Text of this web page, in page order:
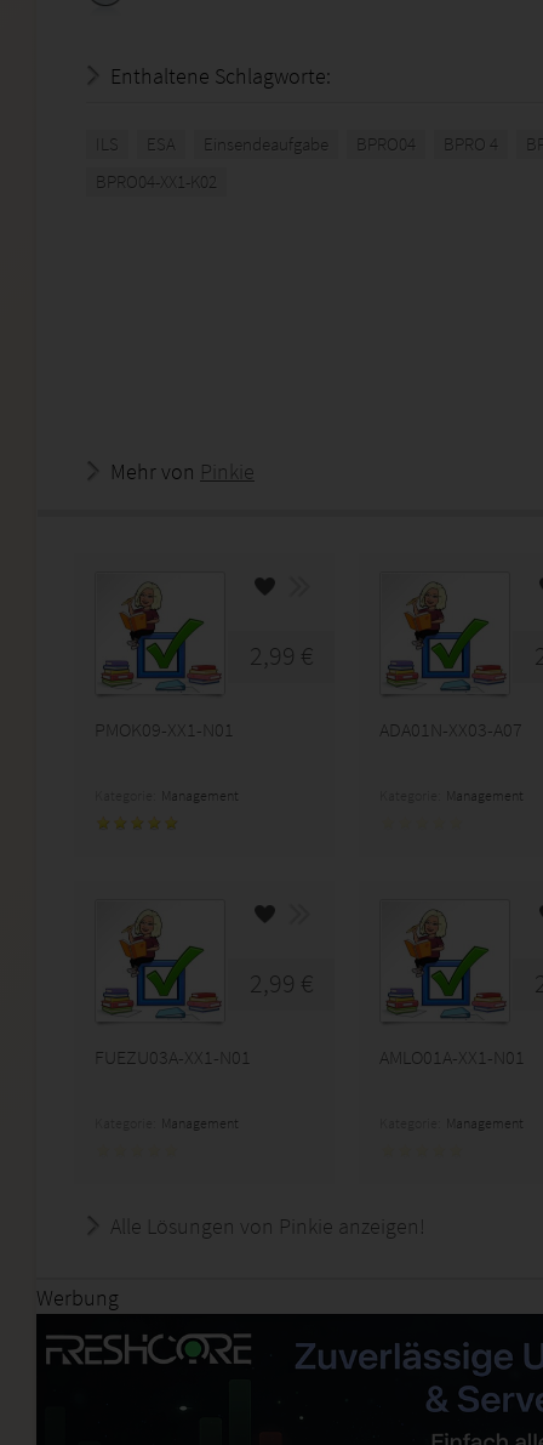
Enthaltene Schlagworte:
ILS ESA Einsendeaufgabe BPRO04 BPRO 4
BPRO04-XX1-K02
Mehr von Pinkie
2,99 €
PMOK09-XX1-N01
Management
ADA01N-XX03-A07
Management
2,99 €
FUEZU03A-XX1-N01
Management
AMLO01A-XX1-N01
Management
Alle Lösungen von Pinkie anzeigen!
Werbung